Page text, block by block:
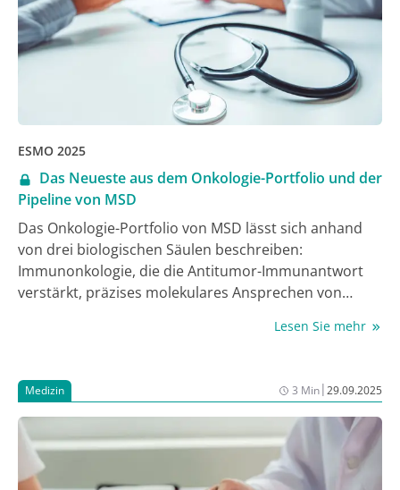
ESMO 2025
Das Neueste aus dem Onkologie-Portfolio und der
Pipeline von MSD
Das Onkologie-Portfolio von MSD lässt sich anhand
von drei biologischen Säulen beschreiben:
Immunonkologie, die die Antitumor-Immunantwort
verstärkt, präzises molekulares Ansprechen von
können und gezielte Beeinflussung von Gewebe
Krebszellen mit Antikörper-Wirkstoff-Konjugaten
(ADC) und Immunaktivatoren.
Lesen Sie mehr
Medizin 3 Min|29.09.2025